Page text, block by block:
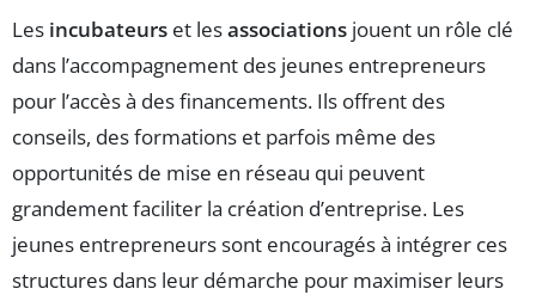
Les incubateurs et lesassociations jouent un rôle clé
dans l’accompagnement des jeunes entrepreneurs
pour l’accès à des financements. Ils offrent des
conseils, des formations et parfois même des
opportunités de mise en réseau qui peuvent
grandement faciliter la création d’entreprise. Les
jeunes entrepreneurs sont encouragés à intégrer ces
structures dans leur démarche pour maximiser leurs